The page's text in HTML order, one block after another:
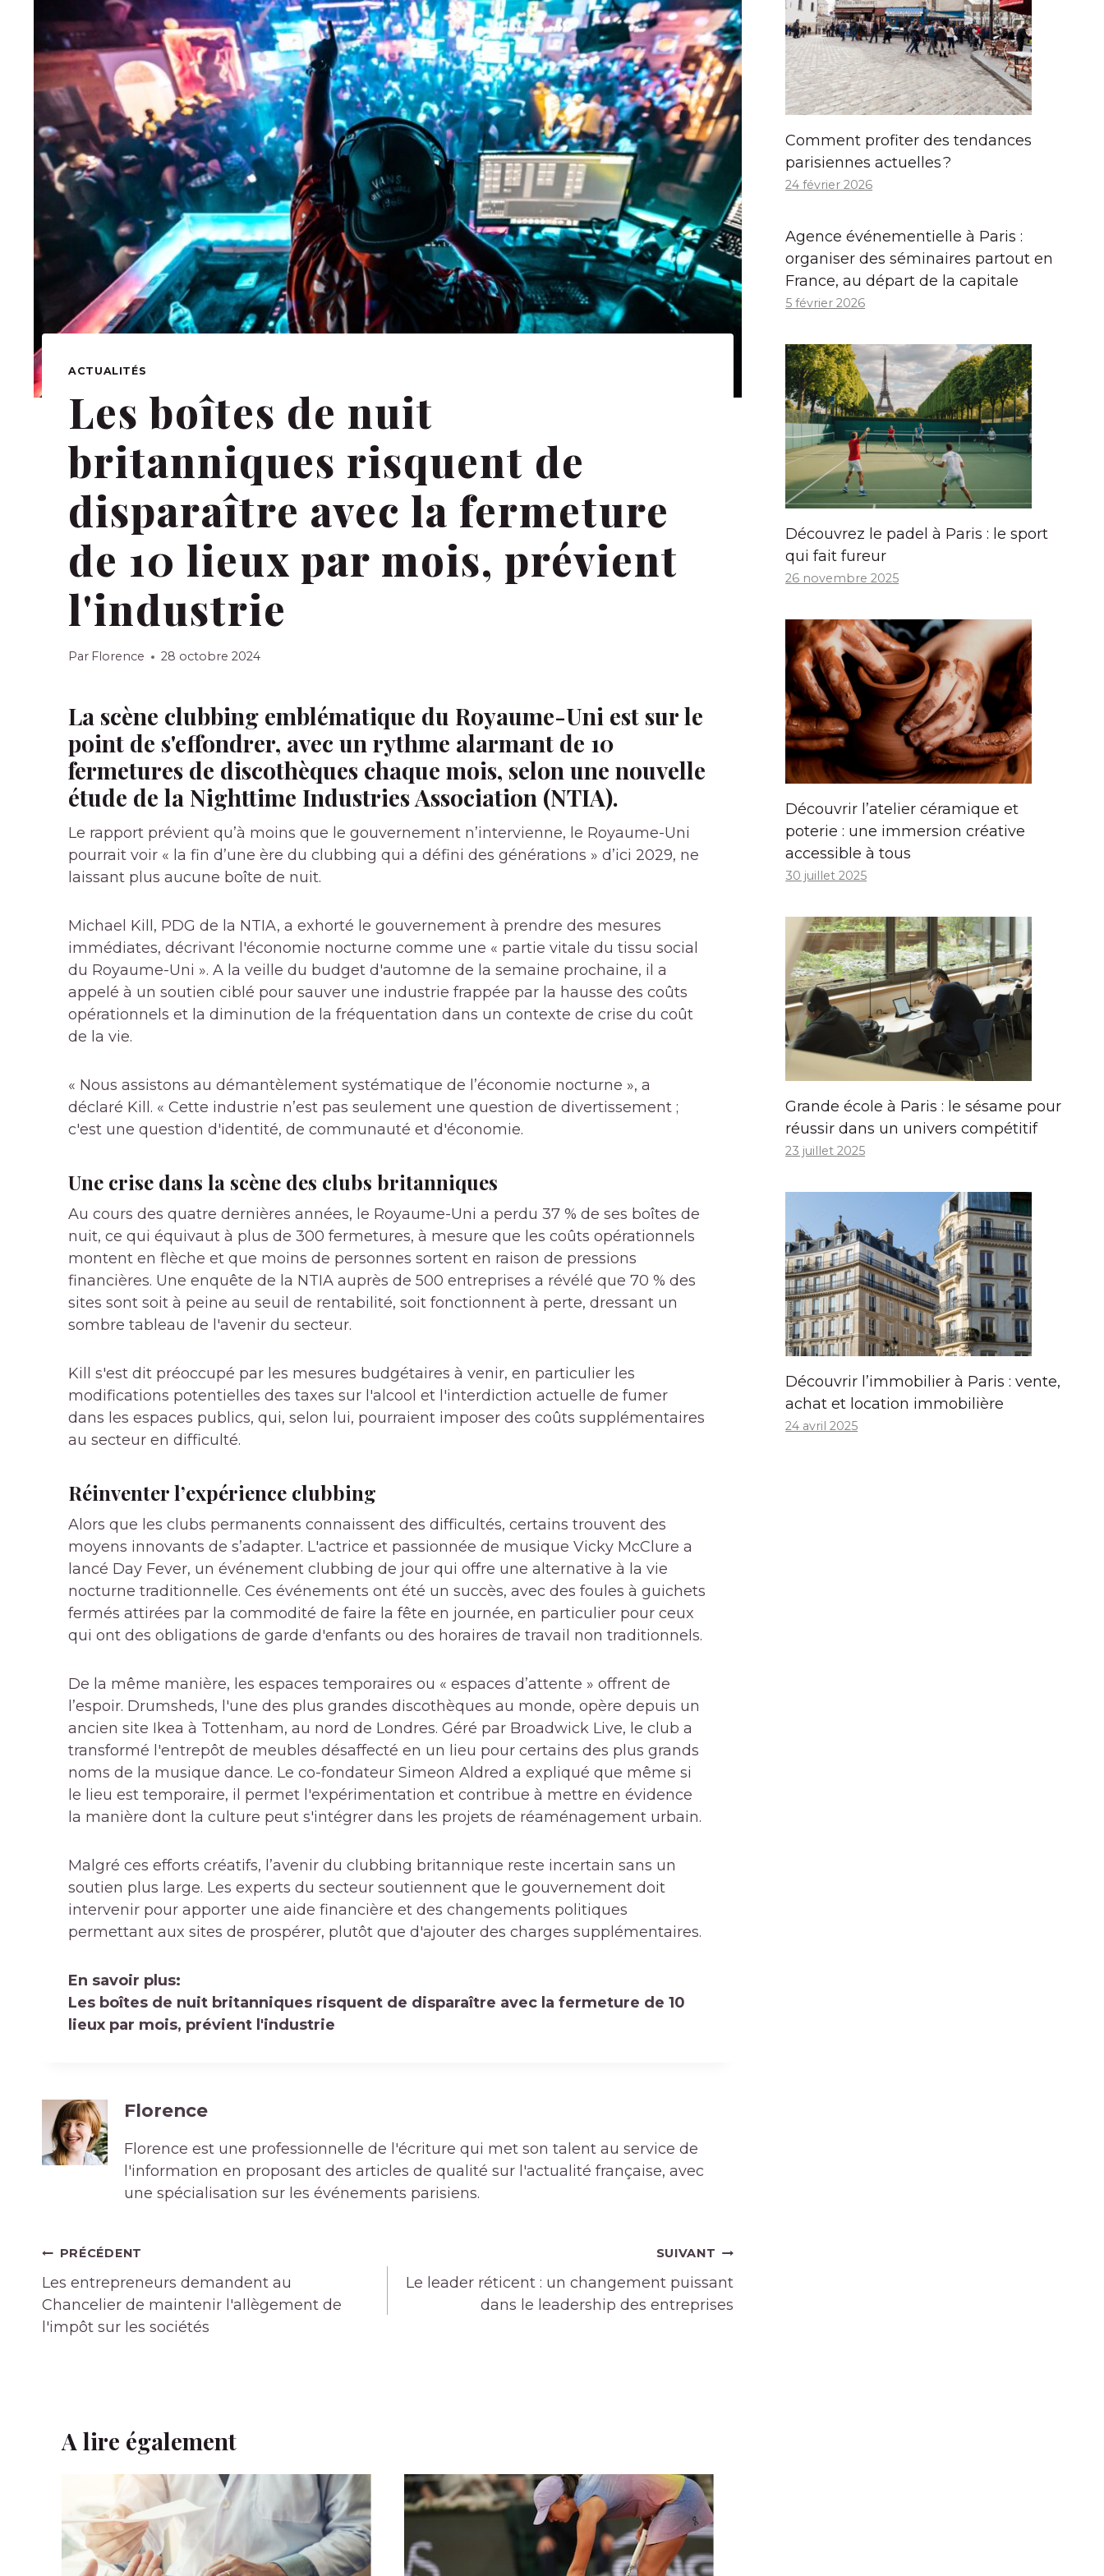
ACTUALITÉS
Les boîtes de nuit
britanniques risquent de
disparaître avec la fermeture
de 10 lieux par mois, prévient
l'industrie
Par Florence 28 octobre 2024
La scène clubbing emblématique du Royaume-Uni est sur le
point de s'effondrer, avec un rythme alarmant de 10
fermetures de discothèques chaque mois, selon une nouvelle
étude de la Nighttime Industries Association (NTIA).
Le rapport prévient qu’à moins que le gouvernement n’intervienne, le Royaume-Uni
pourrait voir « la fin d’une ère du clubbing qui a défini des générations » d’ici 2029, ne
laissant plus aucune boîte de nuit.
Michael Kill, PDG de la NTIA, a exhorté le gouvernement à prendre des mesures
immédiates, décrivant l'économie nocturne comme une « partie vitale du tissu social
du Royaume-Uni ». A la veille du budget d'automne de la semaine prochaine, il a
appelé à un soutien ciblé pour sauver une industrie frappée par la hausse des coûts
opérationnels et la diminution de la fréquentation dans un contexte de crise du coût
de la vie.
« Nous assistons au démantèlement systématique de l’économie nocturne », a
déclaré Kill. « Cette industrie n’est pas seulement une question de divertissement ;
c'est une question d'identité, de communauté et d'économie.
Une crise dans la scène des clubs britanniques
Au cours des quatre dernières années, le Royaume-Uni a perdu 37 % de ses boîtes de
nuit, ce qui équivaut à plus de 300 fermetures, à mesure que les coûts opérationnels
montent en flèche et que moins de personnes sortent en raison de pressions
financières. Une enquête de la NTIA auprès de 500 entreprises a révélé que 70 % des
sites sont soit à peine au seuil de rentabilité, soit fonctionnent à perte, dressant un
sombre tableau de l'avenir du secteur.
Kill s'est dit préoccupé par les mesures budgétaires à venir, en particulier les
modifications potentielles des taxes sur l'alcool et l'interdiction actuelle de fumer
dans les espaces publics, qui, selon lui, pourraient imposer des coûts supplémentaires
au secteur en difficulté.
Réinventer l’expérience clubbing
Alors que les clubs permanents connaissent des difficultés, certains trouvent des
moyens innovants de s’adapter. L'actrice et passionnée de musique Vicky McClure a
lancé Day Fever, un événement clubbing de jour qui offre une alternative à la vie
nocturne traditionnelle. Ces événements ont été un succès, avec des foules à guichets
fermés attirées par la commodité de faire la fête en journée, en particulier pour ceux
qui ont des obligations de garde d'enfants ou des horaires de travail non traditionnels.
De la même manière, les espaces temporaires ou « espaces d’attente » offrent de
l’espoir. Drumsheds, l'une des plus grandes discothèques au monde, opère depuis un
ancien site Ikea à Tottenham, au nord de Londres. Géré par Broadwick Live, le club a
transformé l'entrepôt de meubles désaffecté en un lieu pour certains des plus grands
noms de la musique dance. Le co-fondateur Simeon Aldred a expliqué que même si
le lieu est temporaire, il permet l'expérimentation et contribue à mettre en évidence
la manière dont la culture peut s'intégrer dans les projets de réaménagement urbain.
Malgré ces efforts créatifs, l’avenir du clubbing britannique reste incertain sans un
soutien plus large. Les experts du secteur soutiennent que le gouvernement doit
intervenir pour apporter une aide financière et des changements politiques
permettant aux sites de prospérer, plutôt que d'ajouter des charges supplémentaires.
En savoir plus:
Les boîtes de nuit britanniques risquent de disparaître avec la fermeture de 10
lieux par mois, prévient l'industrie
Florence
Florence est une professionnelle de l'écriture qui met son talent au service de
l'information en proposant des articles de qualité sur l'actualité française, avec
une spécialisation sur les événements parisiens.
Navigation
de
l’article
PRÉCÉDENT
Les entrepreneurs demandent au
Chancelier de maintenir l'allègement de
l'impôt sur les sociétés
SUIVANT
Le leader réticent : un changement puissant
dans le leadership des entreprises
A lire également
Comment profiter des tendances
parisiennes actuelles ?
24 février 2026
Agence événementielle à Paris :
organiser des séminaires partout en
France, au départ de la capitale
5 février 2026
Découvrez le padel à Paris : le sport
qui fait fureur
26 novembre 2025
Découvrir l’atelier céramique et
poterie : une immersion créative
accessible à tous
30 juillet 2025
Grande école à Paris : le sésame pour
réussir dans un univers compétitif
23 juillet 2025
Découvrir l’immobilier à Paris : vente,
achat et location immobilière
24 avril 2025